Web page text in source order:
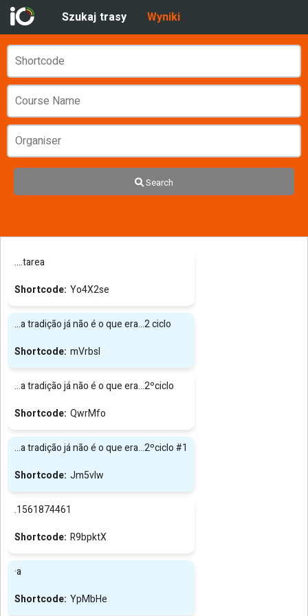
Szukaj trasy Wyniki
Search
....tarea
Yo4X2se
...a tradição já não é o que era...2 ciclo
mVrbsl
...a tradição já não é o que era...2ºciclo
QwrMfo
...a tradição já não é o que era...2ºciclo #1
Jm5vIw
.1561874461
R9bpktX
·a
YpMbHe